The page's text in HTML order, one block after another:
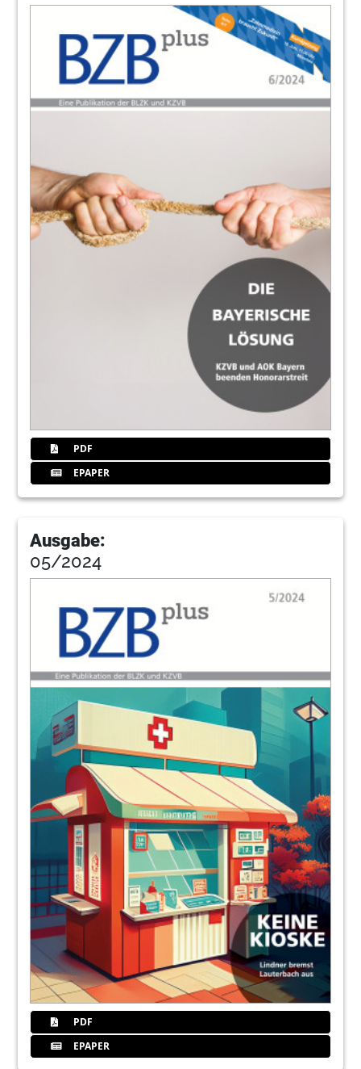
PDF
EPAPER
Ausgabe:
05/2024
PDF
EPAPER